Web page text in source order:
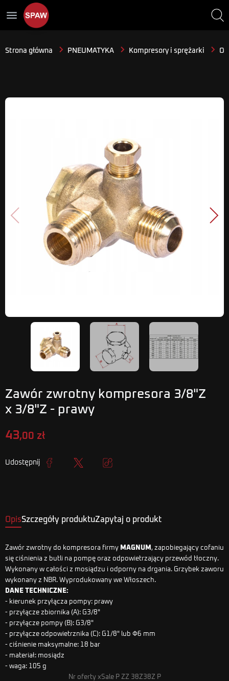
menu
Strona główna PNEUMATYKA Kompresory i sprężarki
Poprzedni
Zawór zwrotny kompresora 3/8"Z
x 3/8"Z - prawy
43,00 zł
Udostępnij
OpisSzczegóły produktuZapytaj o produkt
Zawór zwrotny do kompresora firmy MAGNUM , zapobiegający cofaniu
się ciśnienia z butli na pompę oraz odpowietrzający przewód tłoczny.
Wykonany w całości z mosiądzu i odporny na drgania. Grzybek zaworu
wykonany z NBR. Wyprodukowany we Włoszech.
DANE TECHNICZNE:
- kierunek przyłącza pompy: prawy
- przyłącze zbiornika (A): G3/8"
- przyłącze pompy (B): G3/8"
- przyłącze odpowietrznika (C): G1/8" lub Φ6 mm
- ciśnienie maksymalne: 18 bar
- materiał: mosiądz
- waga: 105 g
Nr oferty xSale P ZZ 38Z38Z P